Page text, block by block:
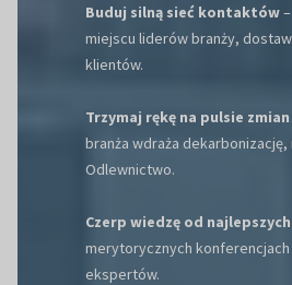
Buduj silną sieć kontaktów
miejscu liderów branży,
klientów.
Trzymaj rękę na pulsie zmian
branża wdraża
Odlewnictwo.
Czerp wiedzę od najlepszych
merytorycznych
ekspertów.